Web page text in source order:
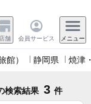
店舗 会員サービス メニュー
館） 静岡県 焼津
検索結果 3 件